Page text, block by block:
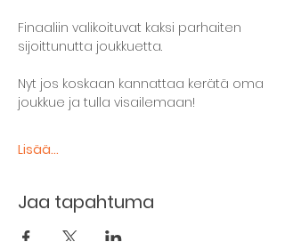
Finaaliin valikoituvat kaksi parhaiten
sijoittunutta joukkuetta.
Nyt jos koskaan kannattaa kerätä oma
joukkue ja tulla visailemaan!
Lisää...
Jaa tapahtuma